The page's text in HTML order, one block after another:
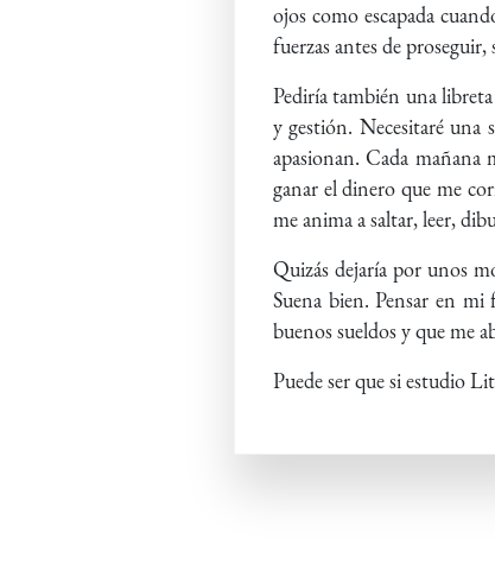
ojos como escapada
fuerzas antes de
Pediría también una
y gestión. Necesitaré una
apasionan. Cada mañana
ganar el dinero que me
me anima a saltar, leer,
Quizás dejaría por unos
Suena bien. Pensar en
buenos sueldos y que me
Puede ser que si estudio